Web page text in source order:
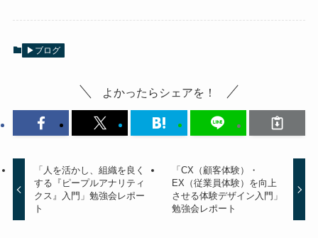
▶ブログ
よかったらシェアを！
「人を活かし、組織を良く
する『ピープルアナリティ
クス』入門」勉強会レポー
ト
「CX（顧客体験）・
EX（従業員体験）を向上
させる体験デザイン入門」
勉強会レポート